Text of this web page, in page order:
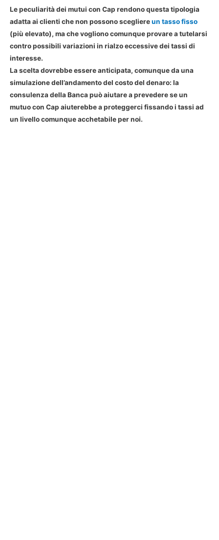
Le peculiarità dei mutui con Cap rendono questa tipologia
adatta ai clienti che non possono scegliereun tasso fisso
(più elevato), ma che vogliono comunque provare a tutelarsi
contro possibili variazioni in rialzo eccessive dei tassi di
interesse.
La scelta dovrebbe essere anticipata, comunque da una
simulazione dell’andamento del costo del denaro: la
consulenza della Banca può aiutare a prevedere se un
mutuo con Cap aiuterebbe a proteggerci fissando i tassi ad
un livello comunque acchetabile per noi.